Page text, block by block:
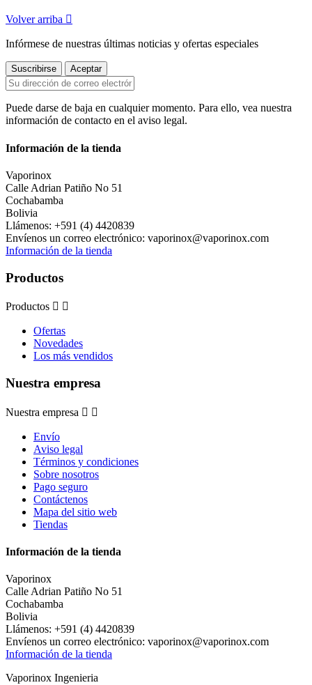
Volver arriba 
Infórmese de nuestras últimas noticias y ofertas especiales
Puede darse de baja en cualquier momento. Para ello, vea nuestra
información de contacto en el aviso legal.
Información de la tienda
Vaporinox
Calle Adrian Patiño No 51
Cochabamba
Bolivia
Llámenos: +591 (4) 4420839
Envíenos un correo electrónico: vaporinox@vaporinox.com
Información de la tienda
Productos
Productos  
Ofertas
Novedades
Los más vendidos
Nuestra empresa
Nuestra empresa  
Envío
Aviso legal
Términos y condiciones
Sobre nosotros
Pago seguro
Contáctenos
Mapa del sitio web
Tiendas
Información de la tienda
Vaporinox
Calle Adrian Patiño No 51
Cochabamba
Bolivia
Llámenos: +591 (4) 4420839
Envíenos un correo electrónico: vaporinox@vaporinox.com
Información de la tienda
Vaporinox Ingenieria